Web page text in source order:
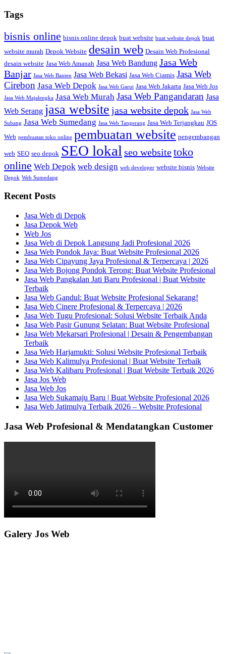
Tags
bisnis online bisnis online depok buat website buat website depok buat
website murah Depok Website desain web Desain Web Profesional
desain website Jasa Web Amanah Jasa Web Bandung Jasa Web
Banjar Jasa Web Banten Jasa Web Bekasi Jasa Web Ciamis Jasa Web
Cirebon Jasa Web Depok Jasa Web Garut Jasa Web Jakarta Jasa Web Jos
Jasa Web Majalengka Jasa Web Murah Jasa Web Pangandaran Jasa
Web Serang jasa website jasa website depok Jasa Web
Subang Jasa Web Sumedang Jasa Web Tangerang Jasa Web Terjangkau JOS
Web pembuatan toko online pembuatan website pengembangan
web SEO seo depok SEO lokal seo websitetoko
online Web Depok web design web developer website bisnis Website
Depok Web Sumedang
Recent Posts
Jasa Web di Depok
Jasa Depok Web
Web Jos
Jasa Web di Depok Langsung Jadi Profesional 2026
Jasa Web Pondok Jaya: Buat Website Profesional 2026
Jasa Web Cipayung Jaya Profesional & Terpercaya | 2026
Jasa Web Bojong Pondok Terong: Buat Website Profesional
Jasa Web Pangkalan Jati Baru Profesional | Buat Website
Terbaik
Jasa Web Gandul: Buat Website Profesional Sekarang!
Jasa Web Cinere Profesional & Terpercaya | 2026
Jasa Web Tugu Profesional: Solusi Website Terbaik Anda
Jasa Web Pasir Gunung Selatan: Buat Website Profesional
Jasa Web Mekarsari Profesional | Desain & Pengembangan
Terbaik
Jasa Web Harjamukti: Solusi Website Profesional Terbaik
Jasa Web Kalimulya Profesional | Buat Website Terbaik
Jasa Web Kalibaru Profesional | Buat Website Terbaik 2026
Jasa Jos Web
Jasa Web Jos
Jasa Web Sukamaju Baru | Buat Website Profesional 2026
Jasa Web Jatimulya Terbaik 2026 – Website Profesional
Jasa Web Profesional & Mendatangkan Customer
Galery Jos Web